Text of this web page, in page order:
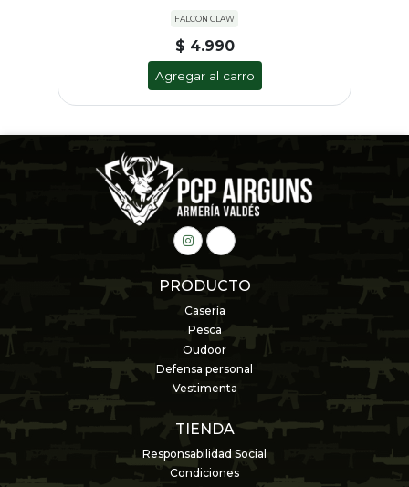
FALCON CLAW
$ 4.990
Agregar al carro
PRODUCTO
Casería
Pesca
Oudoor
Defensa personal
Vestimenta
TIENDA
Responsabilidad Social
Condiciones